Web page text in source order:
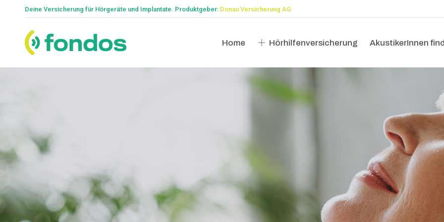
Deine Versicherung für Hörgeräte und Implantate. Produktgeber: Donau Versicherung AG
Home Hörhilfenversicherung AkustikerInnen
Home Hörhilfenversicherung AkustikerInnen